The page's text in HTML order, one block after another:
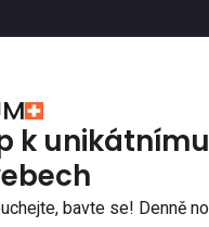
k
bavte se! Denně